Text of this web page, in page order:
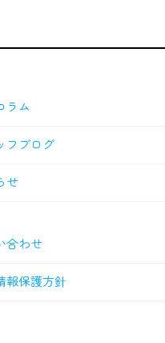
ラム
フブログ
せ
合わせ
報保護方針